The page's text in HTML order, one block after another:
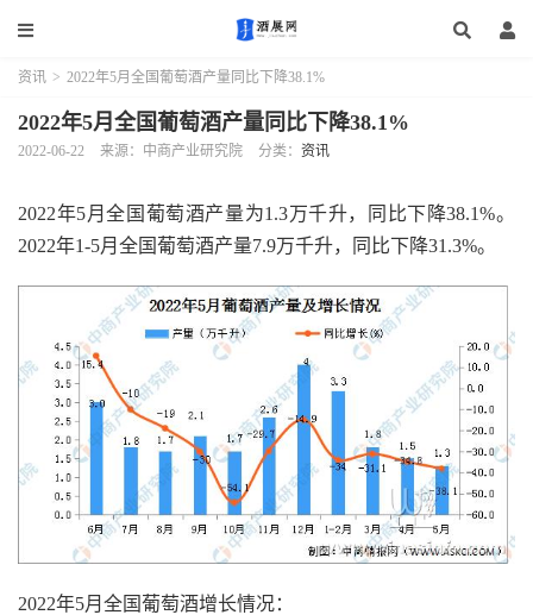
资讯 > 2022年5月全国葡萄酒产量同比下降38.1%
2022年5月全国葡萄酒产量同比下降38.1%
2022-06-22 来源：中商产业研究院 分类： 资讯
2022年5月全国葡萄酒产量为1.3万千升，同比下降38.1%。
2022年1-5月全国葡萄酒产量7.9万千升，同比下降31.3%。
2022年5月全国葡萄酒增长情况：